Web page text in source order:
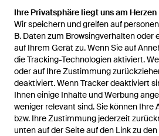
Ihre Privatsphäre liegt uns am Herzen
Wir speichern und greifen auf
B. Daten zum Browsingverhalten oder
auf Ihrem Gerät zu. Wenn Sie auf
die Tracking-Technologien aktiviert.
oder auf Ihre Zustimmung
deaktiviert. Wenn Tracker deaktiviert
Ihnen einige Inhalte und Werbung
weniger relevant sind. Sie können Ihre
bzw. Ihre Zustimmung jederzeit
unten auf der Seite auf den Link zu
Ihre Privatsphäre liegt uns am Herzen
Wir speichern und greifen auf
B. Daten zum Browsingverhalten oder
auf Ihrem Gerät zu. Wenn Sie auf
die Tracking-Technologien aktiviert.
oder auf Ihre Zustimmung
deaktiviert. Wenn Tracker deaktiviert
Ihnen einige Inhalte und Werbung
weniger relevant sind. Sie können Ihre
bzw. Ihre Zustimmung jederzeit
unten auf der Seite auf den Link zu
63 €
Aspinal of London
Kartenetui Mit Logo-Schild -
Schwarz
VonFARFETCH
AUSVERKAUFT